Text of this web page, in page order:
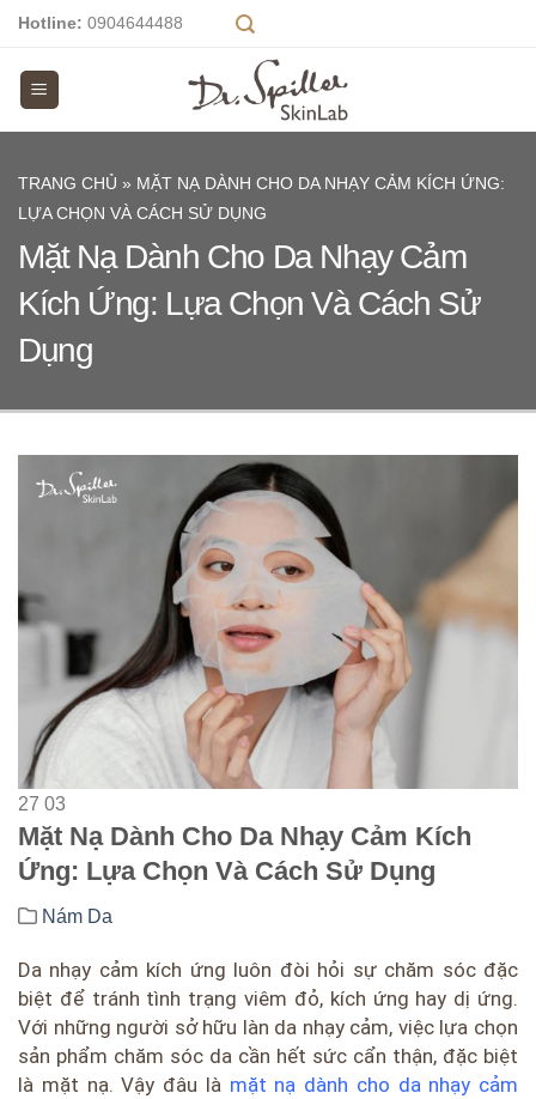
Skip
content
Hotline: 0904644488
TRANG CHỦ » MẶT NẠ DÀNH CHO DA NHẠY CẢM KÍCH ỨNG:
LỰA CHỌN VÀ CÁCH SỬ DỤNG
Mặt Nạ Dành Cho Da Nhạy Cảm
Kích Ứng: Lựa Chọn Và Cách Sử
Dụng
27 03
Mặt Nạ Dành Cho Da Nhạy Cảm Kích
Ứng: Lựa Chọn Và Cách Sử Dụng
Nám Da
Da nhạy cảm kích ứng luôn đòi hỏi sự chăm sóc đặc
biệt để tránh tình trạng viêm đỏ, kích ứng hay dị ứng.
Với những người sở hữu làn da nhạy cảm, việc lựa chọn
sản phẩm chăm sóc da cần hết sức cẩn thận, đặc biệt
là mặt nạ. Vậy đâu là mặt nạ dành cho da nhạy cảm